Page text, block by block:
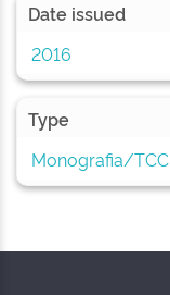
Date issued
2016
Type
Monografia/TCC